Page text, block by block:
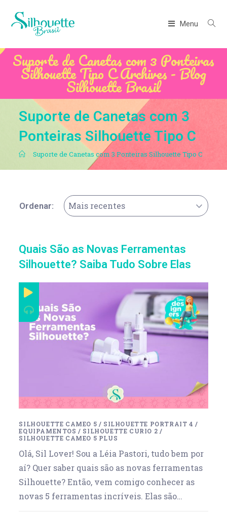
Menu
Suporte de Canetas com 3 Ponteiras
Silhouette Tipo C Archives - Blog
Silhouette Brasil
Suporte de Canetas com 3
Ponteiras Silhouette Tipo C
. Suporte de Canetas com 3 Ponteiras Silhouette Tipo C
Ordenar: Mais recentes
Quais São as Novas Ferramentas
Silhouette? Saiba Tudo Sobre Elas
SILHOUETTE CAMEO 5 / SILHOUETTE PORTRAIT 4 /
EQUIPAMENTOS / SILHOUETTE CURIO 2 /
SILHOUETTE CAMEO 5 PLUS
Olá, Sil Lover! Sou a Léia Pastori, tudo bem por
aí? Quer saber quais são as novas ferramentas
Silhouette? Então, vem comigo conhecer as
novas 5 ferramentas incríveis. Elas são…